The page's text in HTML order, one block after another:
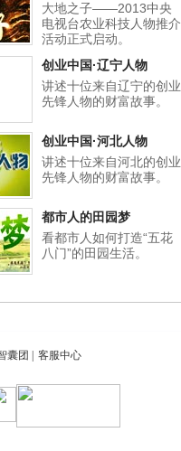
大地之子——2013中央
电视台农业科技人物推介
活动正式启动。
创业中国·辽宁人物
讲述十位来自辽宁的创业
先锋人物的财富故事。
创业中国·河北人物
讲述十位来自河北的创业
先锋人物的财富故事。
都市人的田园梦
看都市人如何打造“五花
八门”的田园生活。
囊团 客服中心